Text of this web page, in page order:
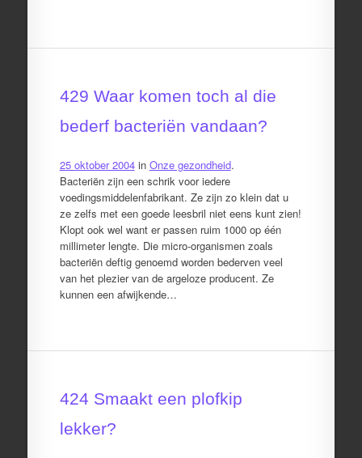
429 Waar komen toch al die
bederf bacteriën vandaan?
25 oktober 2004in Onze gezondheid.
Bacteriën zijn een schrik voor iedere
voedingsmiddelenfabrikant. Ze zijn zo klein dat u
ze zelfs met een goede leesbril niet eens kunt zien!
Klopt ook wel want er passen ruim 1000 op één
millimeter lengte. Die micro-organismen zoals
bacteriën deftig genoemd worden bederven veel
van het plezier van de argeloze producent. Ze
kunnen een afwijkende…
424 Smaakt een plofkip
lekker?